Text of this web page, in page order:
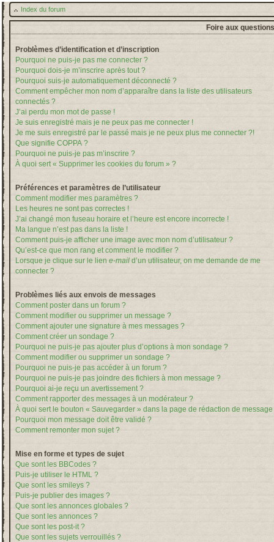
Index du forum
Foire aux
Problèmes d’identification et d’inscription
Pourquoi ne puis-je pas me connecter ?
Pourquoi dois-je m’inscrire après tout ?
Pourquoi suis-je automatiquement déconnecté ?
Comment empêcher mon nom d’apparaître dans la liste des utilisateurs
connectés ?
J’ai perdu mon mot de passe !
Je suis enregistré mais je ne peux pas me connecter !
Je me suis enregistré par le passé mais je ne peux plus me connecter ?!
Que signifie COPPA ?
Pourquoi ne puis-je pas m’inscrire ?
À quoi sert « Supprimer les cookies du forum » ?
Préférences et paramètres de l’utilisateur
Comment modifier mes paramètres ?
Les heures ne sont pas correctes !
J’ai changé mon fuseau horaire et l’heure est encore incorrecte !
Ma langue n’est pas dans la liste !
Comment puis-je afficher une image avec mon nom d’utilisateur ?
Qu’est-ce que mon rang et comment le modifier ?
Lorsque je clique sur le lien e-mail d’un utilisateur, on me demande de me
connecter ?
Problèmes liés aux envois de messages
Comment poster dans un forum ?
Comment modifier ou supprimer un message ?
Comment ajouter une signature à mes messages ?
Comment créer un sondage ?
Pourquoi ne puis-je pas ajouter plus d’options à mon sondage ?
Comment modifier ou supprimer un sondage ?
Pourquoi ne puis-je pas accéder à un forum ?
Pourquoi ne puis-je pas joindre des fichiers à mon message ?
Pourquoi ai-je reçu un avertissement ?
Comment rapporter des messages à un modérateur ?
À quoi sert le bouton « Sauvegarder » dans la page de rédaction de message
Pourquoi mon message doit être validé ?
Comment remonter mon sujet ?
Mise en forme et types de sujet
Que sont les BBCodes ?
Puis-je utiliser le HTML ?
Que sont les smileys ?
Puis-je publier des images ?
Que sont les annonces globales ?
Que sont les annonces ?
Que sont les post-it ?
Que sont les sujets verrouillés ?